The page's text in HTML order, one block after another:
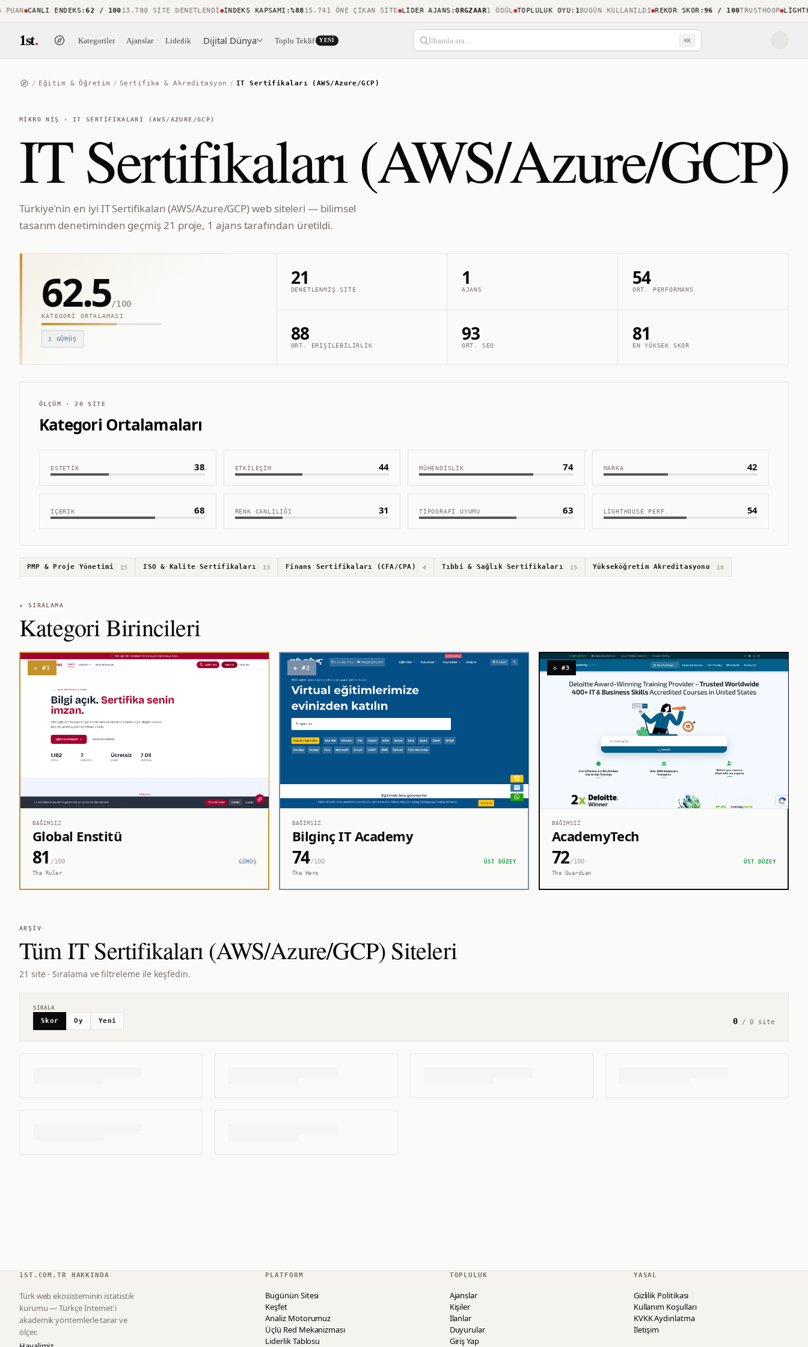
CANLI ENDEKS:62 / 10013.780 SITE DENETLENDI İNDEKS KAPSAMI:%8815.741 ÖNE ÇIKAN SITE LIDER AJANS:ORGZAAR1 ÖDÜL TOPLULUK OYU:1BUGÜN KULLANILDI REKOR SKOR:96 / 100TRUSTHOOP
1st. Kategoriler Ajanslar Liderlik Dijital Dünya Toplu Teklif YENI İlhamla ara… ⌘K
/ Eğitim & Öğretim / Sertifika & Akreditasyon / IT Sertifikaları (AWS/Azure/GCP)
MIKRO NIŞ · IT SERTIFIKALARI (AWS/AZURE/GCP)
IT Sertifikaları (AWS/Azure/GCP)
Türkiye'nin en iyi IT Sertifikaları (AWS/Azure/GCP) web siteleri — bilimsel
tasarım denetiminden geçmiş 21 proje, 1 ajans tarafından üretildi.
62.5/100
KATEGORI ORTALAMASI
1 GÜMÜŞ
21
DENETLENMIŞ SITE
1
AJANS
54
ORT. PERFORMANS
88
ORT. ERIŞILEBILIRLIK
93
ORT. SEO
81
EN YÜKSEK SKOR
ÖLÇÜM ·20 SITE
Kategori Ortalamaları
ESTETIK 38 ETKILEŞIM 44 MÜHENDISLIK 74 MARKA 42
İÇERIK 68 RENK CANLILIĞI 31 TIPOGRAFI UYUMU 63 LIGHTHOUSE PERF. 54
PMP & Proje Yönetimi 15 ISO & Kalite Sertifikaları 13 Finans Sertifikaları (CFA/CPA) 4 Tıbbi & Sağlık Sertifikaları 15 Yükseköğretim Akreditasyonu 18
★ SIRALAMA
Kategori Birincileri
★ #1
BAĞIMSIZ
Global Enstitü
81 /100
GÜMÜŞ
The Ruler
◈ #2
BAĞIMSIZ
Bilginç IT Academy
74/100
ÜST DÜZEY
The Hero
◇ #3
BAĞIMSIZ
AcademyTech
72/100
ÜST DÜZEY
The Guardian
ARŞIV
TümIT Sertifikaları (AWS/Azure/GCP)Siteleri
21 site · Sıralama ve filtreleme ile keşfedin.
SIRALA
Skor Oy Yeni 0/0 site
1ST.COM.TR HAKKINDA
Türk web ekosisteminin istatistik
kurumu — Türkçe İnternet'i
akademik yöntemlerle tarar ve
ölçer.
PLATFORM
Bugünün Sitesi
Keşfet
Analiz Motorumuz
Üçlü Red Mekanizması
Liderlik Tablosu
TOPLULUK
Ajanslar
Kişiler
İlanlar
Duyurular
Giriş Yap
YASAL
Gizlilik Politikası
Kullanım Koşulları
KVKK Aydınlatma
İletişim